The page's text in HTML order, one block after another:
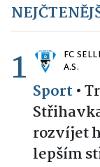
1
FC
A.S.
Sport •
rozvíjet
lepším